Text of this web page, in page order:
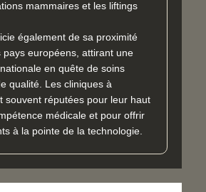
mammaires et les liftings
également de sa proximité
pays européens, attirant une
en quête de soins
qualité. Les cliniques à
souvent réputées pour leur haut
médicale et pour offrir
à la pointe de la technologie.